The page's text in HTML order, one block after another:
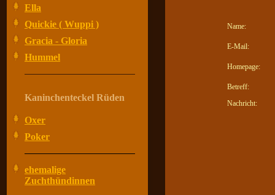
Ella
Quickie ( Wuppi )
Gracia - Gloria
Hummel
Kaninchenteckel Rüden
Oxer
Poker
ehemalige
Zuchthündinnen
Name:
E-Mail:
Homepage:
Betreff:
Nachricht: